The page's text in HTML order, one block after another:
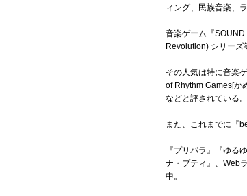
ィング、民族音楽、
音楽ゲーム『
Revolution) シリーズ
その人気は特に音楽
of Rhythm Games[か
などと評されている。
また、これまでに『
『プリパラ』『ゆる
ナ・プティ』、Web
中。